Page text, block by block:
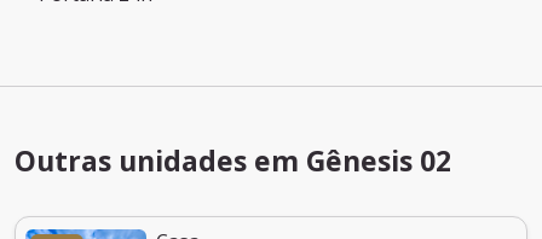
Outras unidades em Gênesis 02